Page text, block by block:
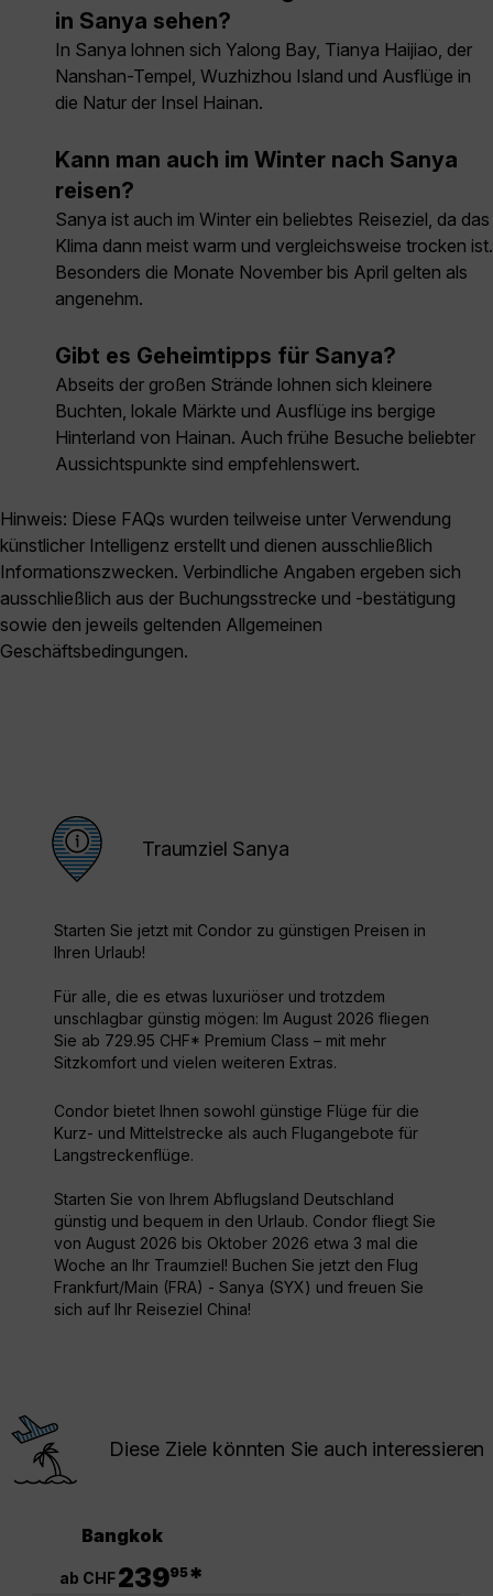
in Sanya sehen?
In Sanya lohnen sich Yalong Bay, Tianya Haijiao, der
Nanshan-Tempel, Wuzhizhou Island und Ausflüge in
die Natur der Insel Hainan.
Kann man auch im Winter nach Sanya
reisen?
Sanya ist auch im Winter ein beliebtes Reiseziel, da das
Klima dann meist warm und vergleichsweise trocken ist.
Besonders die Monate November bis April gelten als
angenehm.
Gibt es Geheimtipps für Sanya?
Abseits der großen Strände lohnen sich kleinere
Buchten, lokale Märkte und Ausflüge ins bergige
Hinterland von Hainan. Auch frühe Besuche beliebter
Aussichtspunkte sind empfehlenswert.
Hinweis: Diese FAQs wurden teilweise unter Verwendung
künstlicher Intelligenz erstellt und dienen ausschließlich
Informationszwecken. Verbindliche Angaben ergeben sich
ausschließlich aus der Buchungsstrecke und -bestätigung
sowie den jeweils geltenden Allgemeinen
Geschäftsbedingungen.
Traumziel Sanya
Starten Sie jetzt mit Condor zu günstigen Preisen in
Ihren Urlaub!
Für alle, die es etwas luxuriöser und trotzdem
unschlagbar günstig mögen: Im August 2026 fliegen
Sie ab 729.95 CHF* Premium Class – mit mehr
Sitzkomfort und vielen weiteren Extras.
Condor bietet Ihnen sowohl günstige Flüge für die
Kurz- und Mittelstrecke als auch Flugangebote für
Langstreckenflüge.
Starten Sie von Ihrem Abflugsland Deutschland
günstig und bequem in den Urlaub. Condor fliegt Sie
von August 2026 bis Oktober 2026 etwa 3 mal die
Woche an Ihr Traumziel! Buchen Sie jetzt den Flug
Frankfurt/Main (FRA) - Sanya (SYX) und freuen Sie
sich auf Ihr Reiseziel China!
Diese Ziele könnten Sie auch interessieren
Bangkok
ab CHF23995*